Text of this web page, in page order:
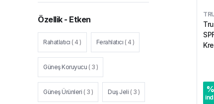
Özellik - Etken
Rahatlatıcı ( 4 ) Ferahlatıcı ( 4 )
Güneş Koruyucu ( 3 )
Güneş Ürünleri ( 3 ) Duş Jeli ( 3 ) %